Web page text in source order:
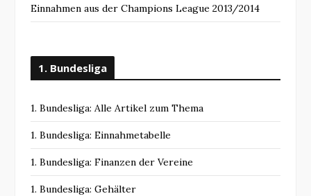
Einnahmen aus der Champions League 2013/2014
1. Bundesliga
1. Bundesliga: Alle Artikel zum Thema
1. Bundesliga: Einnahmetabelle
1. Bundesliga: Finanzen der Vereine
1. Bundesliga: Gehälter